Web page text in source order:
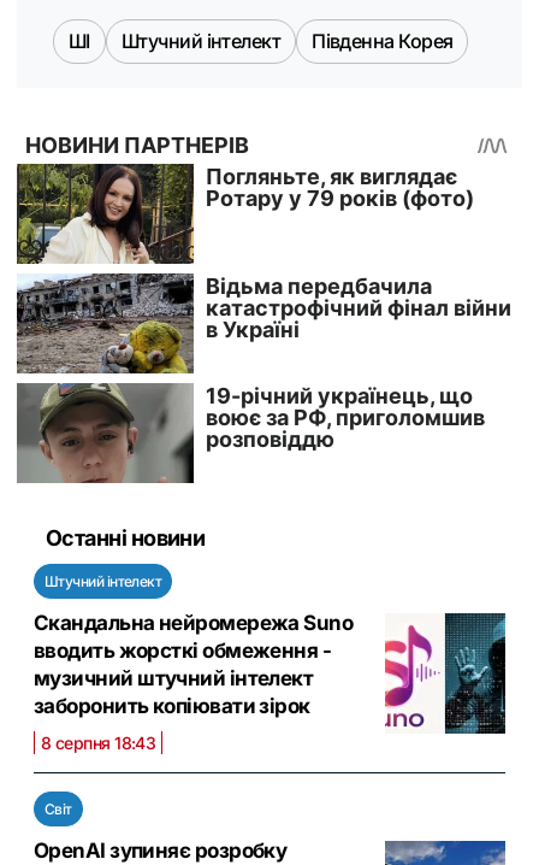
ШІ Штучний інтелект Південна Корея
Останні новини
Штучний інтелект
Скандальна нейромережа Suno
вводить жорсткі обмеження -
музичний штучний інтелект
заборонить копіювати зірок
8 серпня 18:43
Світ
OpenAI зупиняє розробку